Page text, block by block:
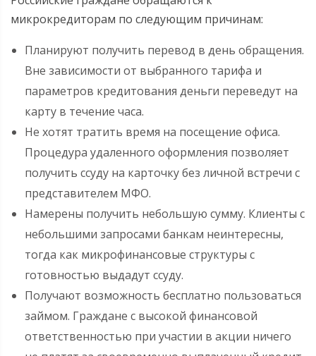
микрокредиторам по следующим причинам:
Планируют получить перевод в день обращения.
Вне зависимости от выбранного тарифа и
параметров кредитования деньги переведут на
карту в течение часа.
Не хотят тратить время на посещение офиса.
Процедура удаленного оформления позволяет
получить ссуду на карточку без личной встречи с
представителем МФО.
Намерены получить небольшую сумму. Клиенты с
небольшими запросами банкам неинтересны,
тогда как микрофинансовые структуры с
готовностью выдадут ссуду.
Получают возможность бесплатно пользоваться
займом. Граждане с высокой финансовой
ответственностью при участии в акции ничего